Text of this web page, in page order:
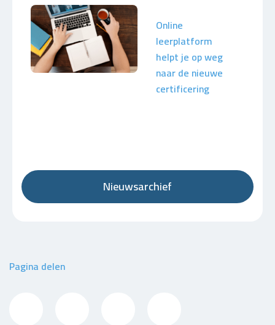
Online
leerplatform
helpt je op weg
naar de nieuwe
certificering
Nieuwsarchief
Pagina delen